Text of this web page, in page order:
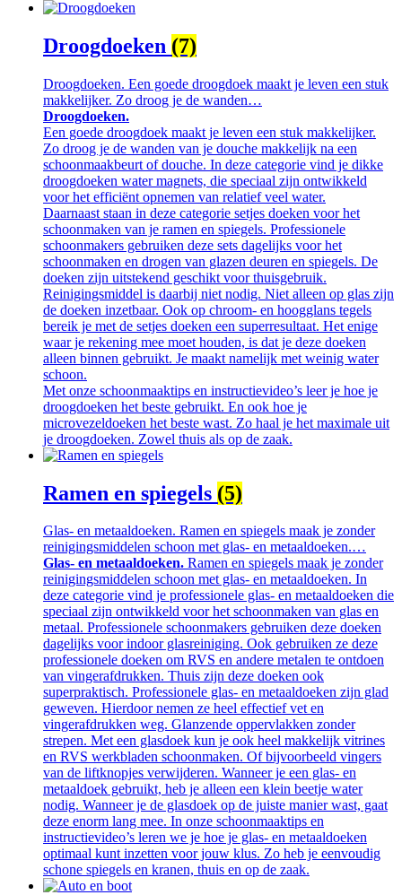
Droogdoeken (7)
Droogdoeken. Een goede droogdoek maakt je leven een stuk
makkelijker. Zo droog je de wanden…
Droogdoeken.
Een goede droogdoek maakt je leven een stuk makkelijker.
Zo droog je de wanden van je douche makkelijk na een
schoonmaakbeurt of douche. In deze categorie vind je dikke
droogdoeken water magnets, die speciaal zijn ontwikkeld
voor het efficiënt opnemen van relatief veel water.
Daarnaast staan in deze categorie setjes doeken voor het
schoonmaken van je ramen en spiegels. Professionele
schoonmakers gebruiken deze sets dagelijks voor het
schoonmaken en drogen van glazen deuren en spiegels. De
doeken zijn uitstekend geschikt voor thuisgebruik.
Reinigingsmiddel is daarbij niet nodig. Niet alleen op glas zijn
de doeken inzetbaar. Ook op chroom- en hoogglans tegels
bereik je met de setjes doeken een superresultaat. Het enige
waar je rekening mee moet houden, is dat je deze doeken
alleen binnen gebruikt. Je maakt namelijk met weinig water
schoon.
Met onze schoonmaaktips en instructievideo’s leer je hoe je
droogdoeken het beste gebruikt. En ook hoe je
microvezeldoeken het beste wast. Zo haal je het maximale uit
je droogdoeken. Zowel thuis als op de zaak.
Ramen en spiegels (5)
Glas- en metaaldoeken. Ramen en spiegels maak je zonder
reinigingsmiddelen schoon met glas- en metaaldoeken.…
Glas- en metaaldoeken. Ramen en spiegels maak je zonder
reinigingsmiddelen schoon met glas- en metaaldoeken. In
deze categorie vind je professionele glas- en metaaldoeken die
speciaal zijn ontwikkeld voor het schoonmaken van glas en
metaal. Professionele schoonmakers gebruiken deze doeken
dagelijks voor indoor glasreiniging. Ook gebruiken ze deze
professionele doeken om RVS en andere metalen te ontdoen
van vingerafdrukken. Thuis zijn deze doeken ook
superpraktisch. Professionele glas- en metaaldoeken zijn glad
geweven. Hierdoor nemen ze heel effectief vet en
vingerafdrukken weg. Glanzende oppervlakken zonder
strepen. Met een glasdoek kun je ook heel makkelijk vitrines
en RVS werkbladen schoonmaken. Of bijvoorbeeld vingers
van de liftknopjes verwijderen. Wanneer je een glas- en
metaaldoek gebruikt, heb je alleen een klein beetje water
nodig. Wanneer je de glasdoek op de juiste manier wast, gaat
deze enorm lang mee. In onze schoonmaaktips en
instructievideo’s leren we je hoe je glas- en metaaldoeken
optimaal kunt inzetten voor jouw klus. Zo heb je eenvoudig
schone spiegels en kranen, thuis en op de zaak.